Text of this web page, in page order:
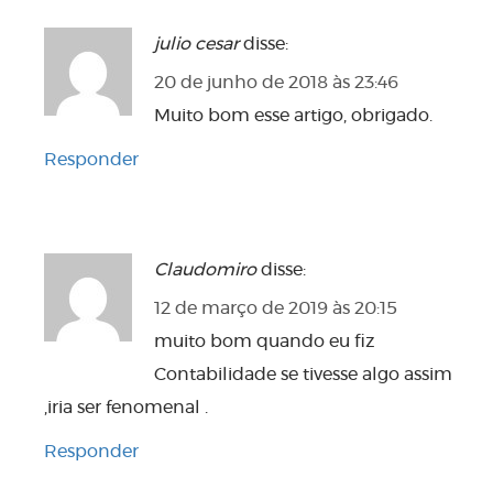
julio cesar disse:
20 de junho de 2018 às 23:46
Muito bom esse artigo, obrigado.
Responder
Claudomiro disse:
12 de março de 2019 às 20:15
muito bom quando eu fiz
Contabilidade se tivesse algo assim
,iria ser fenomenal .
Responder